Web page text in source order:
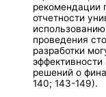
рекомендации
отчетности
проведения
разработки
эффективности
решений о
140; 143-149).